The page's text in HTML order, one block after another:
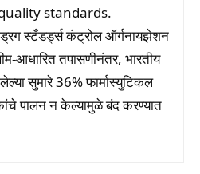
standards.
स्टँडर्ड्स कंट्रोल ऑर्गनायझेशन
आधारित तपासणीनंतर, भारतीय
सुमारे 36% फार्मास्युटिकल
पालन न केल्यामुळे बंद करण्यात